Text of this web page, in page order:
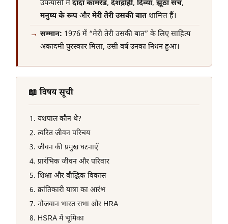
उपन्यासों में दादा कामरेड, देशद्रोही, दिव्या, झूठा सच,
मनुष्य के रूप औरमेरी तेरी उसकी बातशामिल हैं।
सम्मान: 1976 में “मेरी तेरी उसकी बात” के लिए साहित्य
अकादमी पुरस्कार मिला, उसी वर्ष उनका निधन हुआ।
📖 विषय सूची
यशपाल कौन थे?
त्वरित जीवन परिचय
जीवन की प्रमुख घटनाएँ
प्रारंभिक जीवन और परिवार
शिक्षा और बौद्धिक विकास
क्रांतिकारी यात्रा का आरंभ
नौजवान भारत सभा और HRA
HSRA में भूमिका